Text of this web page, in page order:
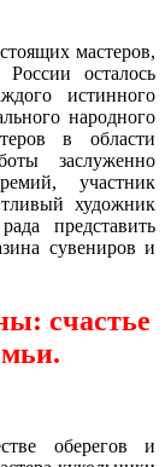
мастеров,
осталось
истинного
народного
в области
заслуженно
участник
художник
представить
сувениров и
счастье
оберегов и